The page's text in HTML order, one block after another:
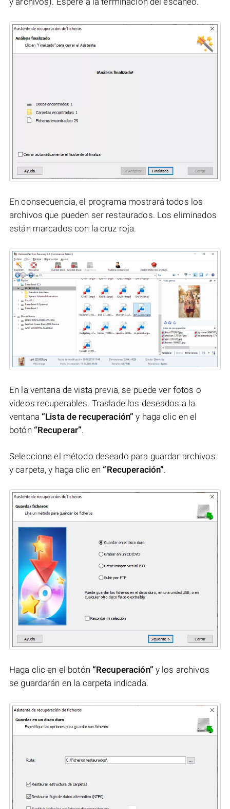
En consecuencia, el programa mostrará todos los
archivos que pueden ser restaurados. Los eliminados
están marcados con la cruz roja.
En la ventana de vista previa, se puede ver fotos o
videos recuperables. Traslade los deseados a la
ventana “Lista de recuperación” y haga clic en el
botón “Recuperar”.
Seleccione el método deseado para guardar archivos
y carpeta, y haga clic en “Recuperación”.
Haga clic en el botón “Recuperación” y los archivos
se guardarán en la carpeta indicada.